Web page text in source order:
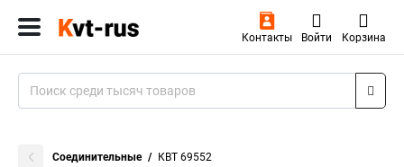
Контакты Войти Корзина
Соединительные КВТ 69552